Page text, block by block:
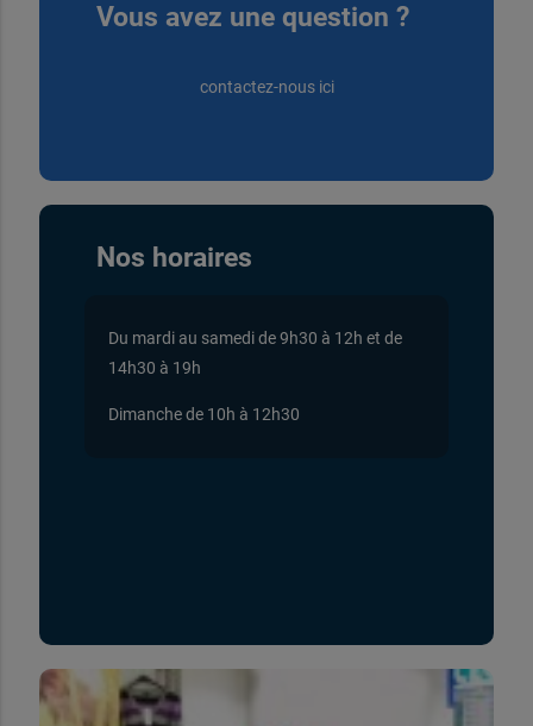
Vous avez une question ?
contactez-nous ici
Nos horaires
Du mardi au samedi de 9h30 à 12h et de
14h30 à 19h
Dimanche de 10h à 12h30